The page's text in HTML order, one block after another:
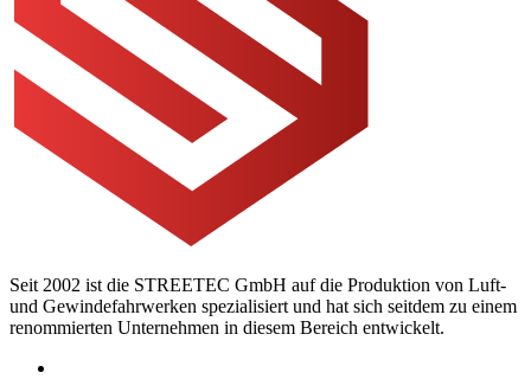
Seit 2002 ist die STREETEC GmbH auf die Produktion von Luft-
und Gewindefahrwerken spezialisiert und hat sich seitdem zu einem
renommierten Unternehmen in diesem Bereich entwickelt.